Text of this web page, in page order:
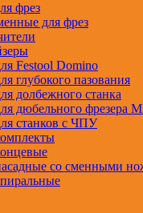
фрез
для фрез
Festool Domino
глубокого пазования
долбежного станка
дюбельного фрезера
станков с ЧПУ
со сменными